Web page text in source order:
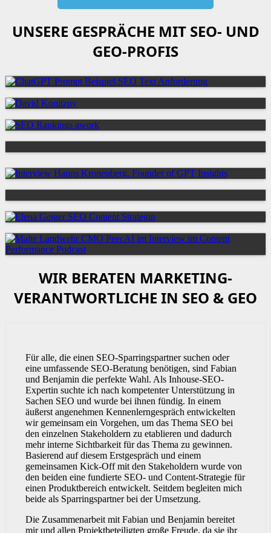
UNSERE GESPRÄCHE MIT SEO- UND
GEO-PROFIS
WIR BERATEN MARKETING-
VERANTWORTLICHE IN SEO & GEO
Für alle, die einen SEO-Sparringspartner suchen oder
eine umfassende SEO-Beratung benötigen, sind Fabian
und Benjamin die perfekte Wahl. Als Inhouse-SEO-
Expertin suchte ich nach kompetenter Unterstützung in
Sachen SEO und wurde bei ihnen fündig. In einem
äußerst angenehmen Kennenlerngespräch entwickelten
wir gemeinsam ein Vorgehen, um das Thema SEO bei
den einzelnen Stakeholdern zu etablieren und dadurch
mehr interne Sichtbarkeit für das Thema zu gewinnen.
Basierend auf diesem Erstgespräch und einem
gemeinsamen Kick-Off mit den Stakeholdern wurde von
den beiden eine fundierte SEO- und Content-Strategie für
einen Produktbereich entwickelt. Seitdem begleiten mich
beide als Sparringspartner bei der Umsetzung.
Die Zusammenarbeit mit Fabian und Benjamin bereitet
mir und allen Projektbeteiligten große Freude, da sie ihr